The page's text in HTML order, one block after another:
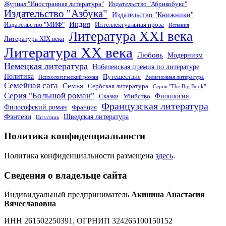
Журнал "Иностранная литература"
Издательство "Абрикобукс"
Издательство "Азбука" Издательство "Книжники"
Издательство "МИФ" Индия Интеллектуальная проза Испания
Литература XIX века Литература XXI века
Литература XX века Любовь Модернизм
Немецкая литература Нобелевская премия по литературе
Политика
Психологический роман Путешествие Религиозная литература
Семейная сага Семья Сербская литература Серия "The Big Book"
Серия "Большой роман" Сказки Убийство
Филология
Философский роман
Франция Французская литература
Фэнтези Цитатник Шведская литература
Политика конфиденциальности
Политика конфиденциальности размещена здесь.
Сведения о владельце сайта
Индивидуальный предприниматель Акинина Анастасия
Вячеславовна
ИНН 261502250391, ОГРНИП 324265100150152